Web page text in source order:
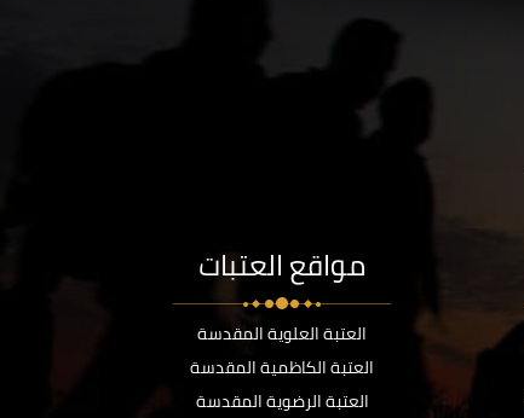
مواقع العتبات
العتبة العلوية المقدسة
العتبة الكاظمية المقدسة
العتبة الرضوية المقدسة